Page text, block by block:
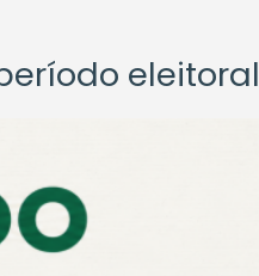
eleitoral